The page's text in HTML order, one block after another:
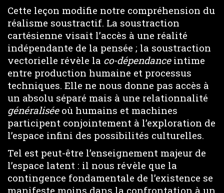
Cette leçon modifie notre compréhension du
réalisme soustractif. La soustraction
cartésienne visait l’accès à une réalité
indépendante de la pensée ; la soustraction
vectorielle révèle la co-dépendanceintime
entre production humaine et processus
techniques. Elle ne nous donne pas accès à
un absolu séparé mais à une relationnalité
généraliséeoù humains et machines
participent conjointement à l’exploration de
l’espace infini des possibilités culturelles.
Tel est peut-être l’enseignement majeur de
l’espace latent : il nous révèle que la
contingence fondamentale de l’existence se
manifeste moins dans la confrontation à un